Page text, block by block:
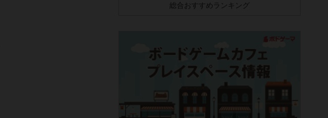
総合おすすめランキング